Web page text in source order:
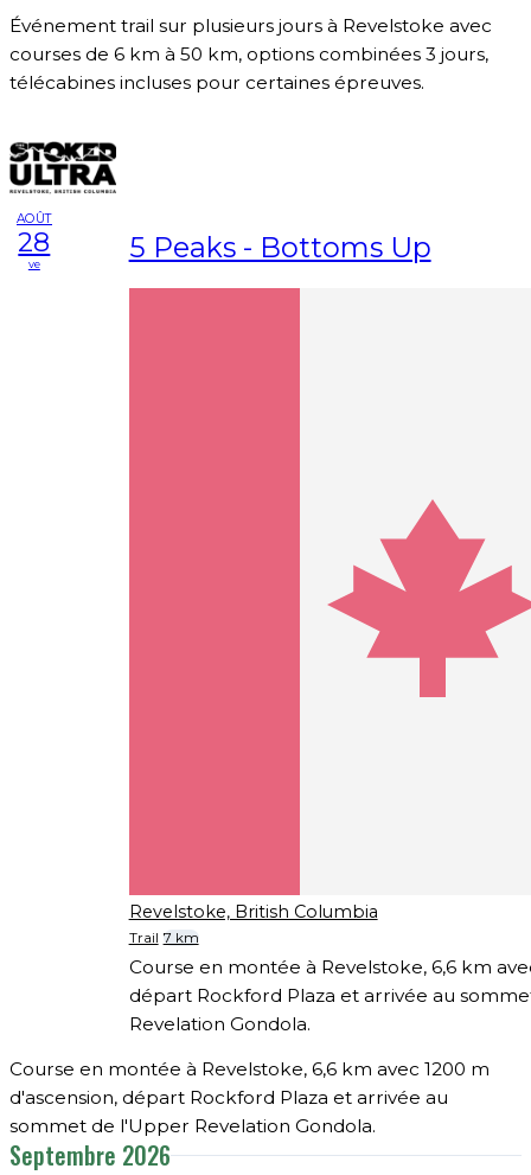
Événement trail sur plusieurs jours à Revelstoke avec
courses de 6 km à 50 km, options combinées 3 jours,
télécabines incluses pour certaines épreuves.
AOÛT
28
ve 5 Peaks - Bottoms Up
Revelstoke, British Columbia
Trail 7 km
Course en montée à Revelstoke, 6,6 km
départ Rockford Plaza et arrivée au
Revelation Gondola.
Course en montée à Revelstoke, 6,6 km avec 1200 m
d'ascension, départ Rockford Plaza et arrivée au
sommet de l'Upper Revelation Gondola.
Septembre 2026